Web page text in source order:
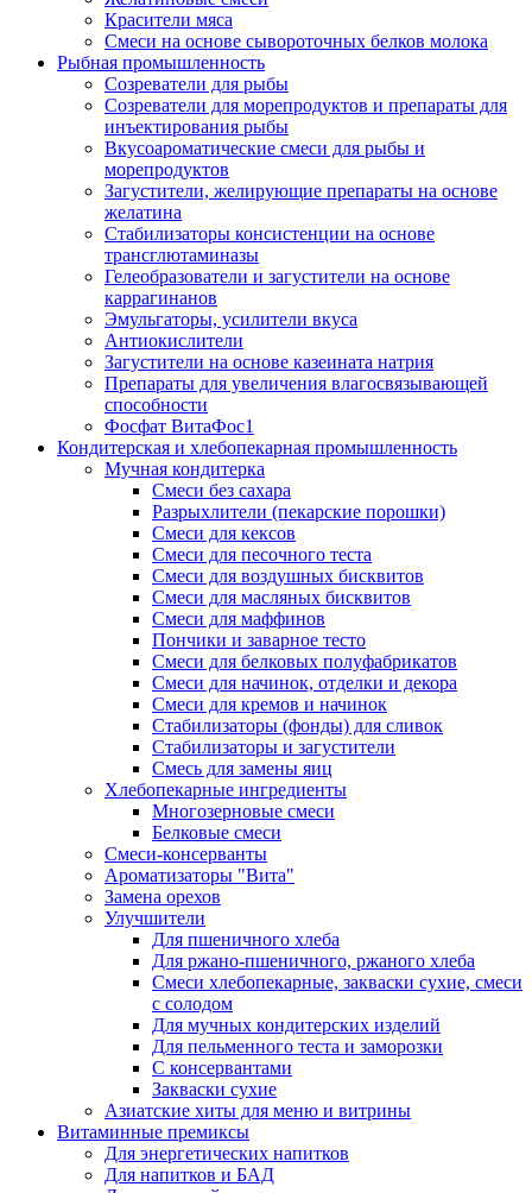
Красители мяса
Смеси на основе сывороточных белков молока
Рыбная промышленность
Созреватели для рыбы
Созреватели для морепродуктов и препараты для
инъектирования рыбы
Вкусоароматические смеси для рыбы и
морепродуктов
Загустители, желирующие препараты на основе
желатина
Стабилизаторы консистенции на основе
трансглютаминазы
Гелеобразователи и загустители на основе
каррагинанов
Эмульгаторы, усилители вкуса
Антиокислители
Загустители на основе казеината натрия
Препараты для увеличения влагосвязывающей
способности
Фосфат ВитаФос1
Кондитерская и хлебопекарная промышленность
Мучная кондитерка
Смеси без сахара
Разрыхлители (пекарские порошки)
Смеси для кексов
Смеси для песочного теста
Смеси для воздушных бисквитов
Смеси для масляных бисквитов
Смеси для маффинов
Пончики и заварное тесто
Cмеси для белковых полуфабрикатов
Смеси для начинок, отделки и декора
Смеси для кремов и начинок
Стабилизаторы (фонды) для сливок
Стабилизаторы и загустители
Смесь для замены яиц
Хлебопекарные ингредиенты
Многозерновые смеси
Белковые смеси
Смеси-консерванты
Ароматизаторы "Вита"
Замена орехов
Улучшители
Для пшеничного хлеба
Для ржано-пшеничного, ржаного хлеба
Смеси хлебопекарные, закваски сухие, смеси
с солодом
Для мучных кондитерских изделий
Для пельменного теста и заморозки
С консервантами
Закваски сухие
Азиатские хиты для меню и витрины
Витаминные премиксы
Для энергетических напитков
Для напитков и БАД